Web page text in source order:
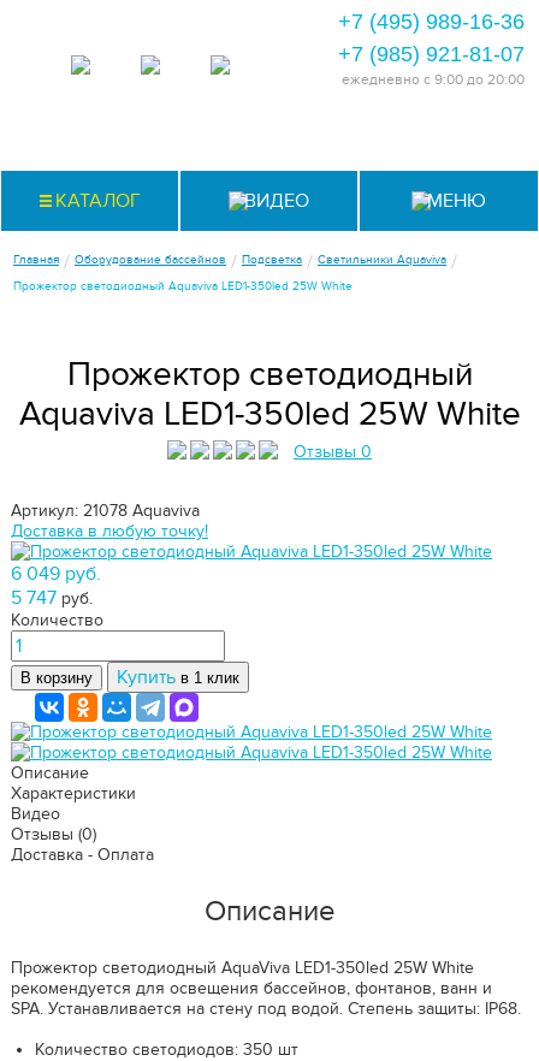
+7 (495) 989-16-36
+7 (985) 921-81-07
ежедневно с 9:00 до 20:00
КАТАЛОГ ВИДЕО МЕНЮ
Главная / Оборудование бассейнов / Подсветка / Светильники Aquaviva /
Прожектор светодиодный Aquaviva LED1-350led 25W White
Прожектор светодиодный
Aquaviva LED1-350led 25W White
Отзывы 0
Артикул: 21078 Aquaviva
Доставка в любую точку!
6 049 руб.
5 747 руб.
Количество
В корзину Купить в 1 клик
Описание
Характеристики
Видео
Отзывы (0)
Доставка - Оплата
Описание
Прожектор светодиодный AquaViva LED1-350led 25W White
рекомендуется для освещения бассейнов, фонтанов, ванн и
SPA. Устанавливается на стену под водой. Степень защиты: IP68.
Количество светодиодов: 350 шт